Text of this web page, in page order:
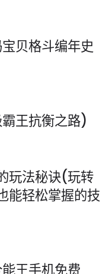
贝格斗编年史
王抗衡之路)
玩法秘诀(玩转
能轻松掌握的技
王手机免费